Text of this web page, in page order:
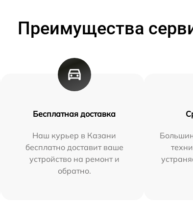
Преимущества
Бесплатная доставка
Наш курьер в Казани
бесплатно доставит ваше
устройство на ремонт и
обратно.